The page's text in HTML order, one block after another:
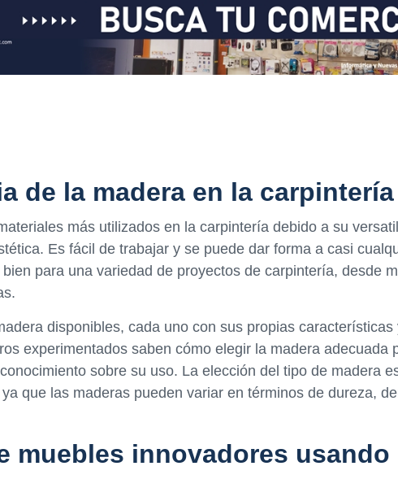
de la madera en la carpintería
más utilizados en la carpintería debido a su
Es fácil de trabajar y se puede dar forma a casi
para una variedad de proyectos de carpintería, desde
disponibles, cada uno con sus propias características
experimentados saben cómo elegir la madera adecuada
sobre su uso. La elección del tipo de madera
que las maderas pueden variar en términos de dureza,
muebles innovadores usando